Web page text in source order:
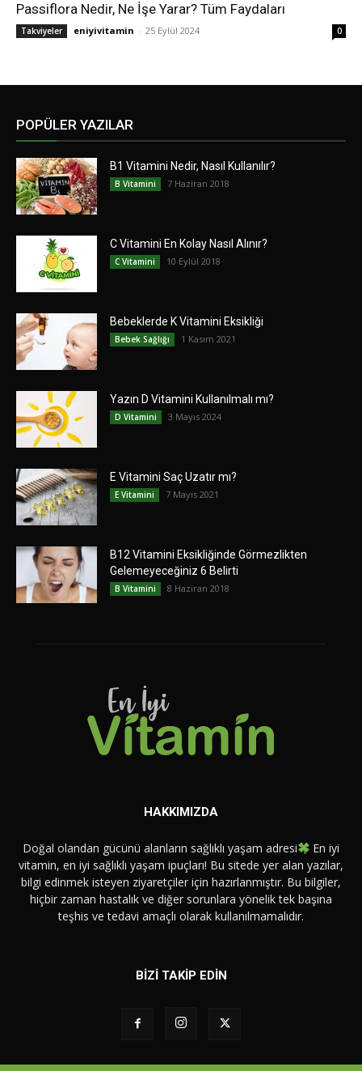
Passiflora Nedir, Ne İşe Yarar? Tüm Faydaları
Takviyeler eniyivitamin - 25 Eylül 2024 0
POPÜLER YAZILAR
B1 Vitamini Nedir, Nasıl Kullanılır?
B Vitamini 7 Haziran 2018
C Vitamini En Kolay Nasıl Alınır?
C Vitamini 10 Eylül 2018
Bebeklerde K Vitamini Eksikliği
Bebek Sağlığı 1 Kasım 2021
Yazın D Vitamini Kullanılmalı mı?
D Vitamini 3 Mayıs 2024
E Vitamini Saç Uzatır mı?
E Vitamini 7 Mayıs 2021
B12 Vitamini Eksikliğinde Görmezlikten
Gelemeyeceğiniz 6 Belirti
B Vitamini 8 Haziran 2018
HAKKIMIZDA
Doğal olandan gücünü alanların sağlıklı yaşam adresi
En iyi
vitamin, en iyi sağlıklı yaşam ipuçları! Bu sitede yer alan yazılar,
bilgi edinmek isteyen ziyaretçiler için hazırlanmıştır. Bu bilgiler,
hiçbir zaman hastalık ve diğer sorunlara yönelik tek başına
teşhis ve tedavi amaçlı olarak kullanılmamalıdır.
BİZİ TAKİP EDİN